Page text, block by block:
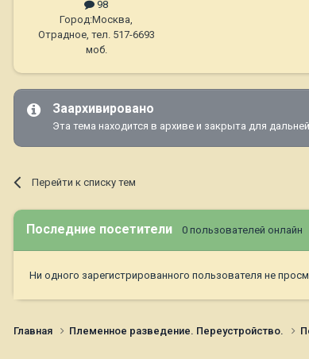
98
Город:Москва,
Отрадное, тел. 517-6693
моб.
Заархивировано
Эта тема находится в архиве и закрыта для
Перейти к списку тем
Последние посетители 0 пользователей онлайн
Ни одного зарегистрированного пользователя не
Главная Племенное разведение. Переустройство.